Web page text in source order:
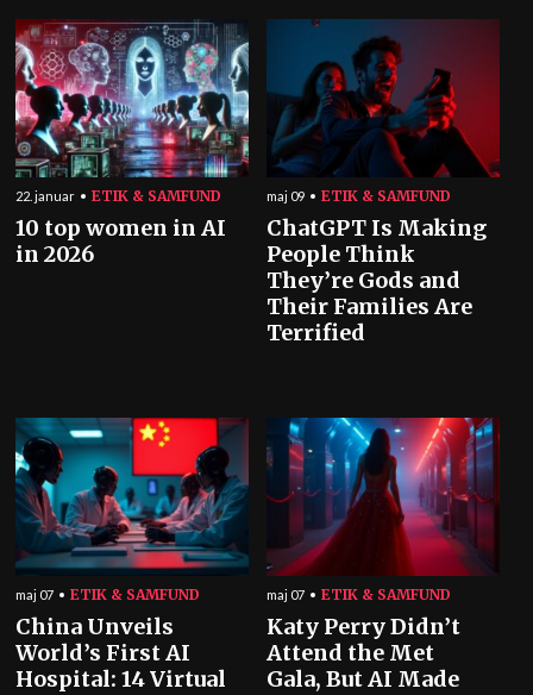
22. januar ETIK & SAMFUND
10 top women in AI
in 2026
maj 09 ETIK & SAMFUND
ChatGPT Is Making
People Think
They’re Gods and
Their Families Are
Terrified
maj 07 ETIK & SAMFUND
China Unveils
World’s First AI
Hospital: 14 Virtual
maj 07 ETIK & SAMFUND
Katy Perry Didn’t
Attend the Met
Gala, But AI Made